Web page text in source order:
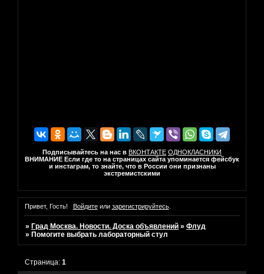
Подписывайтесь на нас в ВКОНТАКТЕ ОДНОКЛАСНИКИ
ВНИМАНИЕ Если где то на страницах сайта упоминается фейсбук
и инстаграм, то знайте, что в России они признаны
экстремистскими
Привет, Гость! Войдитеили зарегистрируйтесь.
» Град Москва. Новости. Доска объявлений »Флуд
» Помогите выбрать лабораторный стул
Страница:1